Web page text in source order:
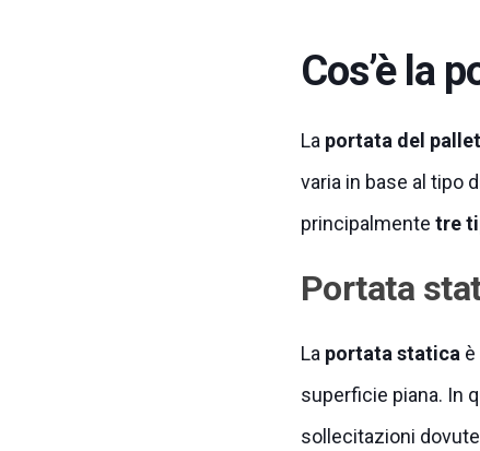
Cos’è la
La portata del pallet
varia in base al tipo
principalmente tre
Portata
La portata statica
superficie piana. In
sollecitazioni